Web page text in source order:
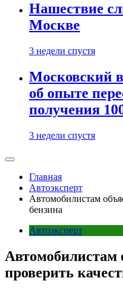
Нашествие
Москве
3 недели спустя
Московский
об опыте
получения
3 недели спустя
Главная
Автоэксперт
Автомобилистам
бензина
Автоэксперт
Автомобилистам
проверить